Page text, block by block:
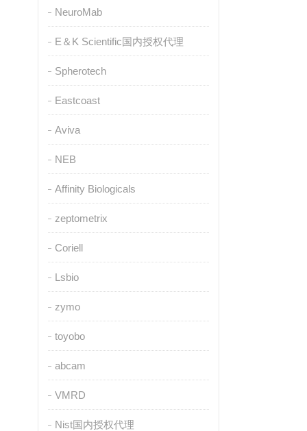
NeuroMab
E＆K Scientific国内授权代理
Spherotech
Eastcoast
Aviva
NEB
Affinity Biologicals
zeptometrix
Coriell
Lsbio
zymo
toyobo
abcam
VMRD
Nist国内授权代理